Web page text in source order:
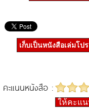
เก็บเป็นหนังสือเล่มโป
คะแนนหนังสือ :
ให้คะแ